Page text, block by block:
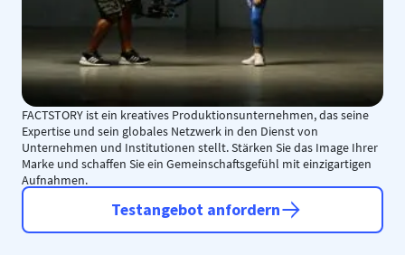
FACTSTORY ist ein kreatives Produktionsunternehmen, das seine
Expertise und sein globales Netzwerk in den Dienst von
Unternehmen und Institutionen stellt. Stärken Sie das Image Ihrer
Marke und schaffen Sie ein Gemeinschaftsgefühl mit einzigartigen
Aufnahmen.
Testangebot anfordern